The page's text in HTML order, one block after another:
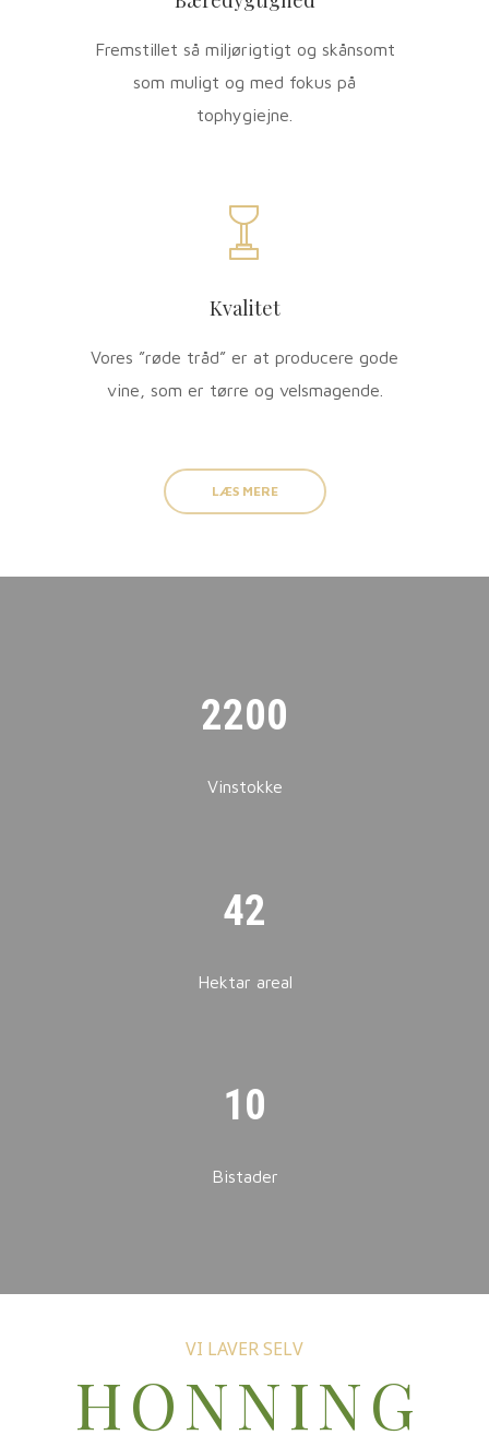
Fremstillet så miljørigtigt og skånsomt
som muligt og med fokus på
tophygiejne.
Kvalitet
Vores ”røde tråd” er at producere gode
vine, som er tørre og velsmagende.
LÆS MERE
2200
Vinstokke
42
Hektar areal
10
Bistader
VI LAVER SELV
HONNING